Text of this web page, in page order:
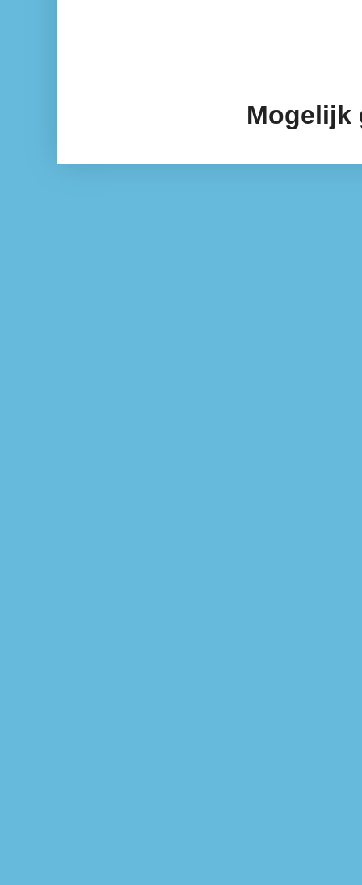
Mogelijk